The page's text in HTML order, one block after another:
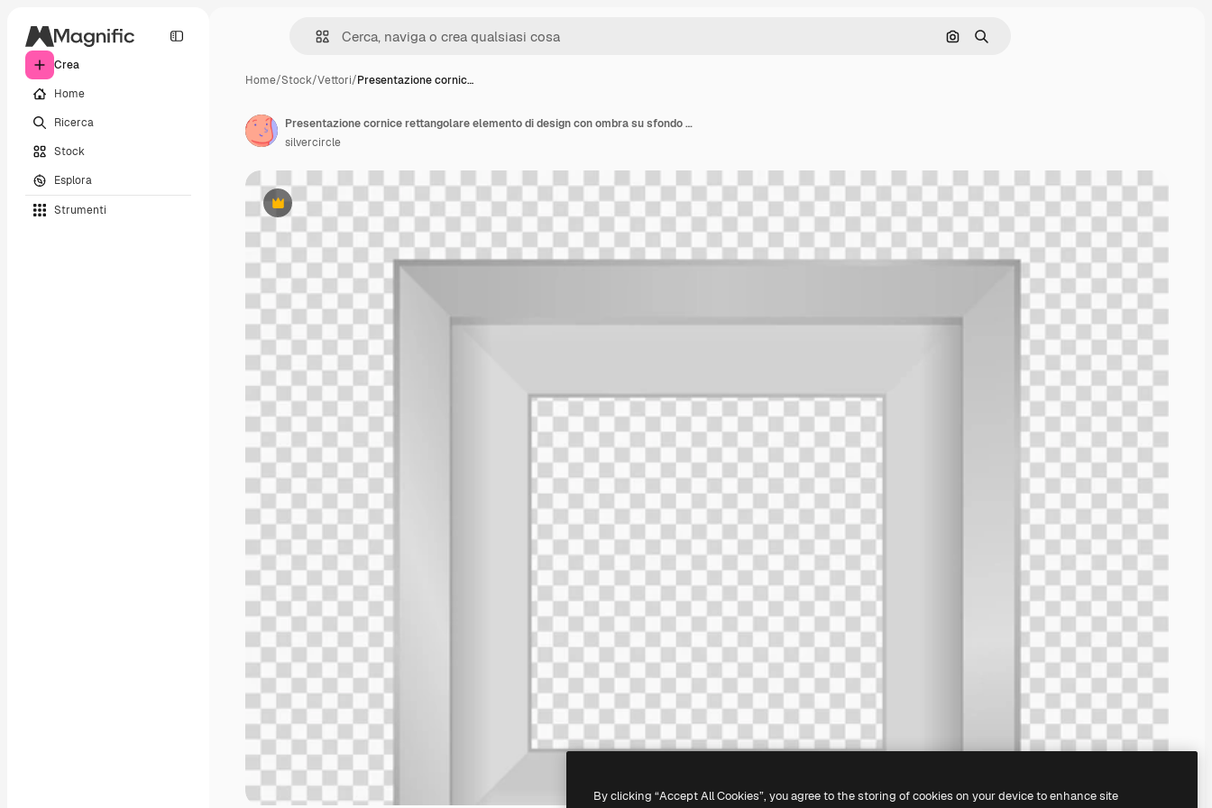
Crea
Home
Ricerca
Stock
Esplora
Strumenti
Cerca per immagine
Ricerca
Home/Stock/Vettori/Presentazione cornic…
Premium
Presentazione cornice rettangolare elemento di design con ombra su sfondo trasparente 3D Board Banner parete su vuoto pulito isolato Illustrazione vettoriale EPS 10 per foto testo immagine
silvercircle
By clicking “Accept All Cookies”, you agree to the storing of cookies on your device to enhance site